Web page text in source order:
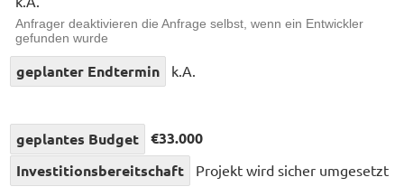
Anfrager deaktivieren die Anfrage selbst, wenn ein Entwickler
gefunden wurde
geplanter Endtermin k.A.
geplantes Budget
€33.000
Investitionsbereitschaft
Projekt wird sicher umgesetzt